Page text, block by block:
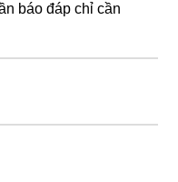
báo đáp chỉ cần